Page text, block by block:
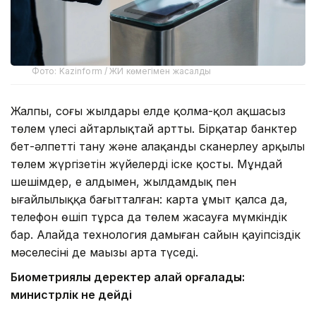
Фото: Kazinform / ЖИ көмегімен жасалды
Жалпы, соңғы жылдары елде қолма-қол ақшасыз
төлем үлесі айтарлықтай артты. Бірқатар банктер
бет-әлпетті тану және алақанды сканерлеу арқылы
төлем жүргізетін жүйелерді іске қосты. Мұндай
шешімдер, ең алдымен, жылдамдық пен
ыңғайлылыққа бағытталған: карта ұмыт қалса да,
телефон өшіп тұрса да төлем жасауға мүмкіндік
бар. Алайда технология дамыған сайын қауіпсіздік
мәселесінің де маңызы арта түседі.
Биометриялық деректер қалай қорғалады:
министрлік не дейді